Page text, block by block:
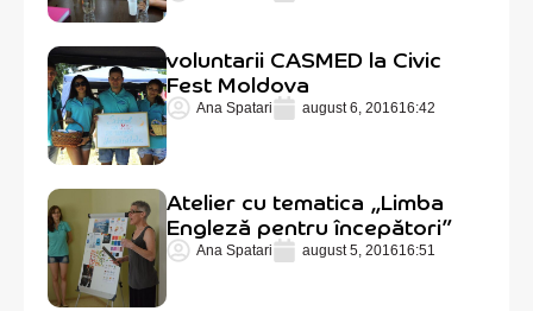
voluntarii CASMED la Civic
Fest Moldova
Ana Spatari august 6, 201616:42
Atelier cu tematica „Limba
Engleză pentru începători”
Ana Spatari august 5, 201616:51